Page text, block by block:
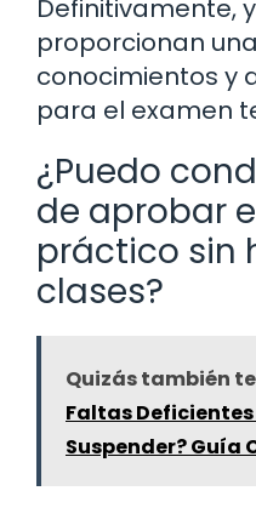
Definitivamente,
proporcionan
conocimientos y
para el examen
¿Puedo
de aprobar
práctico sin
clases?
Quizás también
Faltas
Suspender? Guía